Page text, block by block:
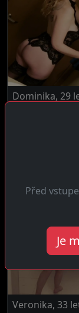
Dominika, 29
Veronika, 33
Před
Je